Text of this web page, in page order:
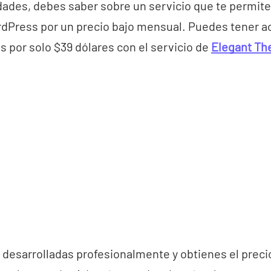
debes saber sobre un servicio que te
por un precio bajo mensual. Puedes tener
por solo $39 dólares con el servicio de Elegant
profesionalmente y obtienes el